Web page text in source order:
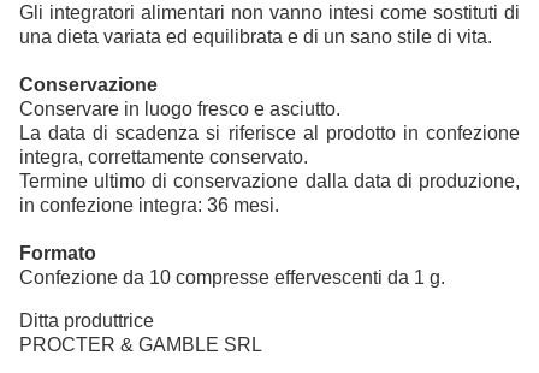
Gli integratori alimentari non vanno intesi come sostituti di
una dieta variata ed equilibrata e di un sano stile di vita.
Conservazione
Conservare in luogo fresco e asciutto.
La data di scadenza si riferisce al prodotto in confezione
integra, correttamente conservato.
Termine ultimo di conservazione dalla data di produzione,
in confezione integra: 36 mesi.
Formato
Confezione da 10 compresse effervescenti da 1 g.
Ditta produttrice
PROCTER & GAMBLE SRL